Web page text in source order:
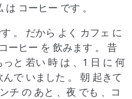
は コーヒー です 。
。
だから よく カフェ に
ーヒー を 飲みます 。
昔
と 若い 時 は 、1 日 に 何
で いました 。
朝 起きて
チ の あと 、夜 でも 、コ